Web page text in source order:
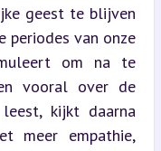
geest te blijven
periodes van onze
om na te
vooral over de
kijkt daarna
meer empathie,